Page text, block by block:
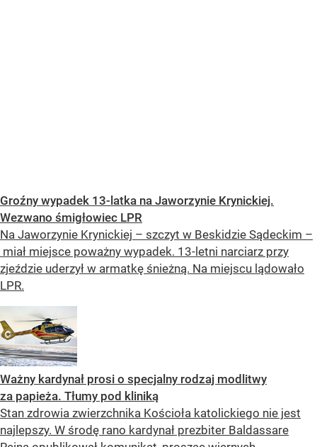
Groźny wypadek 13-latka na Jaworzynie Krynickiej.
Wezwano śmigłowiec LPR
Na Jaworzynie Krynickiej – szczyt w Beskidzie Sądeckim –
miał miejsce poważny wypadek. 13-letni narciarz przy
zjeździe uderzył w armatkę śnieżną. Na miejscu lądowało
LPR.
Ważny kardynał prosi o specjalny rodzaj modlitwy
za papieża. Tłumy pod kliniką
Stan zdrowia zwierzchnika Kościoła katolickiego nie jest
najlepszy. W środę rano kardynał prezbiter Baldassare